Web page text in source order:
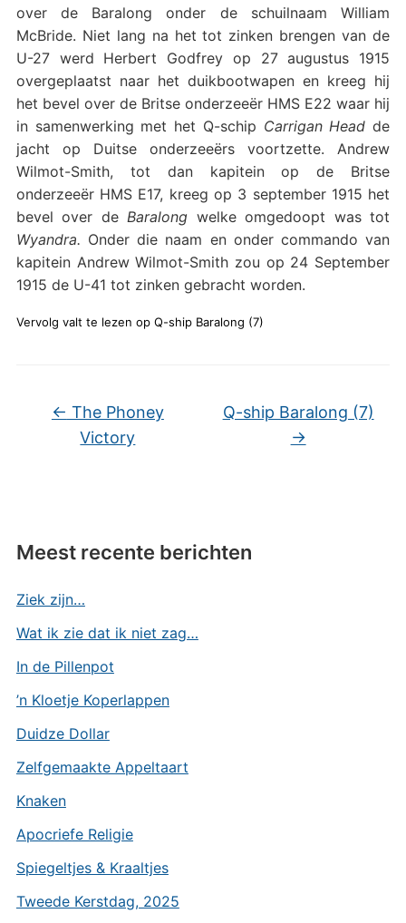
over de Baralong onder de schuilnaam William
McBride. Niet lang na het tot zinken brengen van de
U-27 werd Herbert Godfrey op 27 augustus 1915
overgeplaatst naar het duikbootwapen en kreeg hij
het bevel over de Britse onderzeeër HMS E22 waar hij
in samenwerking met het Q-schip Carrigan Head de
jacht op Duitse onderzeeërs voortzette. Andrew
Wilmot-Smith, tot dan kapitein op de Britse
onderzeeër HMS E17, kreeg op 3 september 1915 het
bevel over de Baralong welke omgedoopt was tot
Wyandra. Onder die naam en onder commando van
kapitein Andrew Wilmot-Smith zou op 24 September
1915 de U-41 tot zinken gebracht worden.
Vervolg valt te lezen op Q-ship Baralong (7)
← The Phoney
Victory
Q-ship Baralong (7)
→
Meest recente berichten
Ziek zijn…
Wat ik zie dat ik niet zag…
In de Pillenpot
’n Kloetje Koperlappen
Duidze Dollar
Zelfgemaakte Appeltaart
Knaken
Apocriefe Religie
Spiegeltjes & Kraaltjes
Tweede Kerstdag, 2025